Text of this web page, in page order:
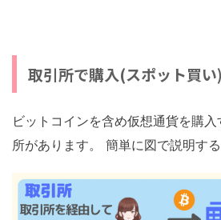
取引所で購入(スポット買い)
ビットコインを含め仮想通貨を購
所があります。 簡単に図で説明する